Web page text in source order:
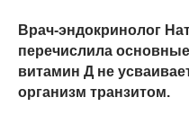
Врач-эндокринолог
перечислила
витамин Д не
организм транзитом.